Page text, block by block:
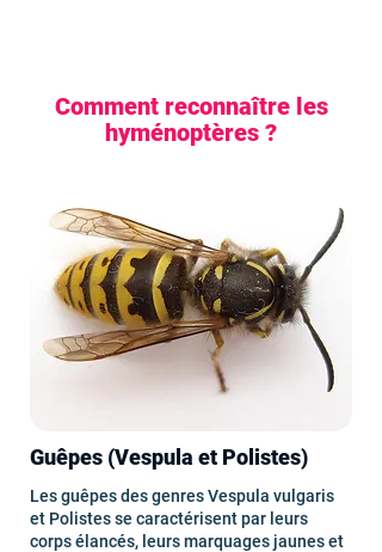
Comment reconnaître les
hyménoptères ?
Guêpes (Vespula et Polistes)
Les guêpes des genres Vespula vulgaris
et Polistes se caractérisent par leurs
corps élancés, leurs marquages jaunes et